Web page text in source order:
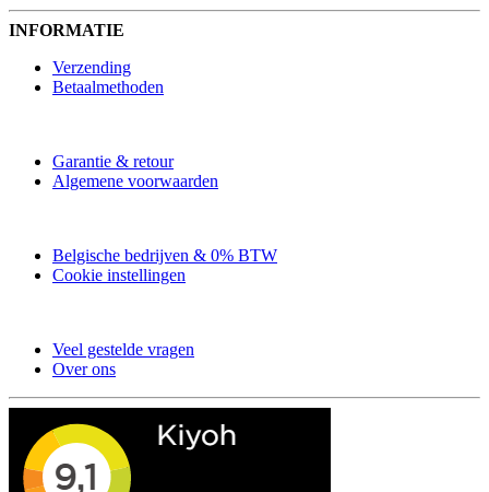
INFORMATIE
Verzending
Betaalmethoden
Garantie & retour
Algemene voorwaarden
Belgische bedrijven & 0% BTW
Cookie instellingen
Veel gestelde vragen
Over ons